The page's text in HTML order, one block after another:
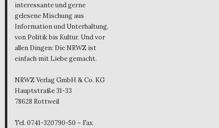
interessante und gerne
gelesene Mischung aus
Information und Unterhaltung,
von Politik bis Kultur. Und vor
allen Dingen: Die NRWZ ist
einfach mit Liebe gemacht.
NRWZ Verlag GmbH & Co. KG
Hauptstraße 31-33
78628 Rottweil
Tel. 0741-320790-50 – Fax